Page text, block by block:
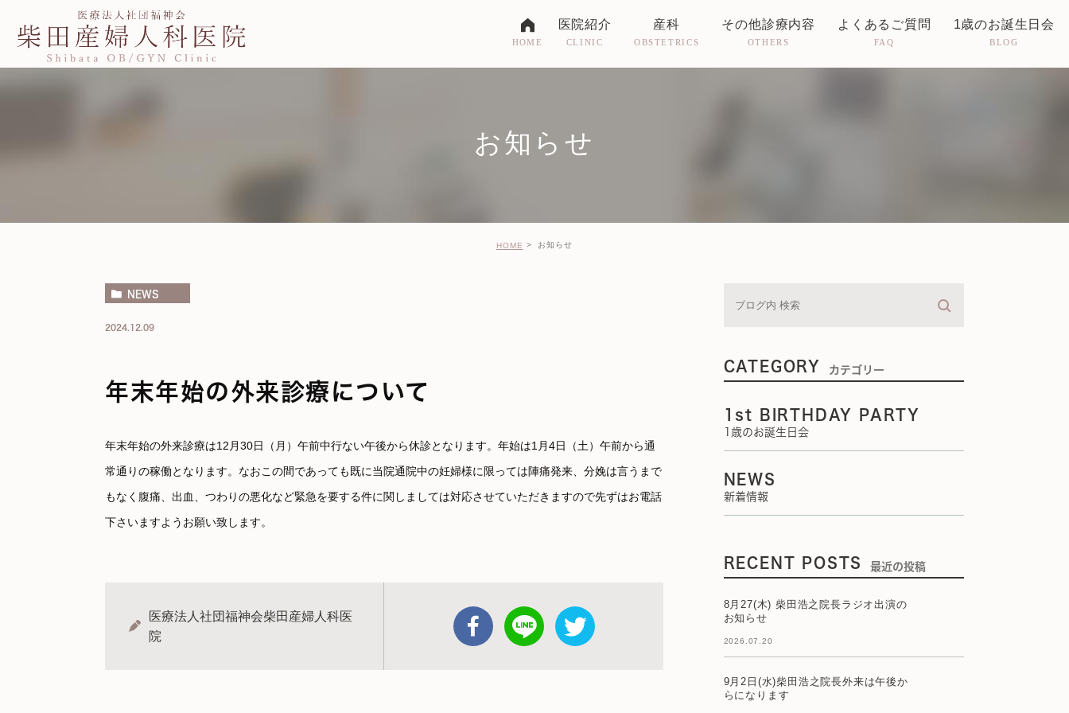
HOME
医院紹介
CLINIC
受付時間・アクセス
産科
OBSTETRICS
その他診療内容
OTHERS
よくあるご質問
FAQ
1歳のお誕生日会
BLOG
お知らせ
HOME お知らせ
NEWS
2024.12.09
年末年始の外来診療について
年末年始の外来診療は12月30日（月）午前中行ない午後から休診となります。年始は1月4日（土）午前から通
常通りの稼働となります。なおこの間であっても既に当院通院中の妊婦様に限っては陣痛発来、分娩は言うまで
もなく腹痛、出血、つわりの悪化など緊急を要する件に関しましては対応させていただきますので先ずはお電話
下さいますようお願い致します。
医療法人社団福神会柴田産婦人科医
院
CATEGORY カテゴリー
1st BIRTHDAY PARTY
1歳のお誕生日会
NEWS
新着情報
RECENT POSTS 最近の投稿
8月27(木) 柴田浩之院長ラジオ出演の
お知らせ
2026.07.20
9月2日(水)柴田浩之院長外来は午後か
らになります